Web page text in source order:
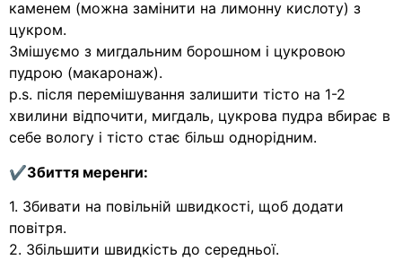
каменем (можна замінити на лимонну кислоту) з
цукром.
Змішуємо з мигдальним борошном і цукровою
пудрою (макаронаж).
p.s. після перемішування залишити тісто на 1-2
хвилини відпочити, мигдаль, цукрова пудра вбирає в
себе вологу і тісто стає більш однорідним.
✔Збиття меренги:
1. Збивати на повільній швидкості, щоб додати
повітря.
2. Збільшити швидкість до середньої.